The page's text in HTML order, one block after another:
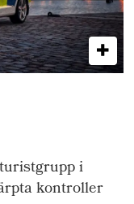
i
kontroller